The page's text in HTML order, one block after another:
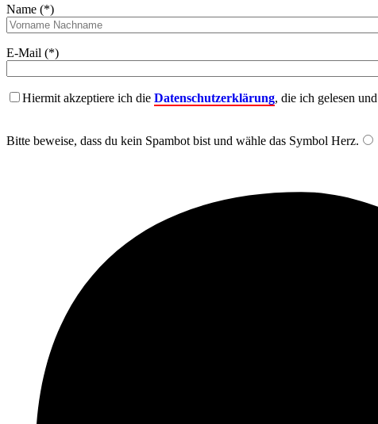
Name (*)
E-Mail (*)
Hiermit akzeptiere ich die Datenschutzerklärung, die ich gelesen
Bitte beweise, dass du kein Spambot bist und wähle das Symbol Herz.